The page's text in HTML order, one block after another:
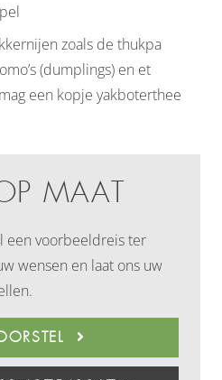
zoals de thukpa
(dumplings) en et
een kopje yakboterthee
MAAT
een voorbeeldreis ter
wensen en laat ons uw